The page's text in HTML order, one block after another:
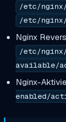
/etc/
/etc/
Nginx
/etc/
available/
Nginx-
enabled/